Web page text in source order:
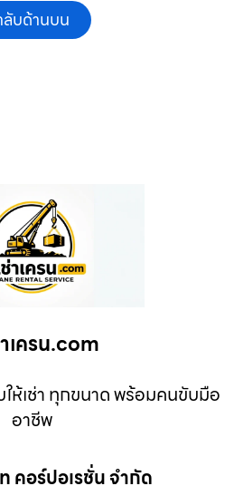
บด้านบน
เครน.com
ให้เช่า ทุกขนาด พร้อมคนขับมือ
อาชีพ
คอร์ปอเรชั่น จำกัด